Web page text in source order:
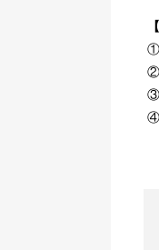
①
②
③
④